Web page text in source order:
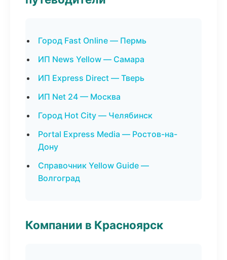
Город Fast Online — Пермь
ИП News Yellow — Самара
ИП Express Direct — Тверь
ИП Net 24 — Москва
Город Hot City — Челябинск
Portal Express Media — Ростов-на-
Дону
Справочник Yellow Guide —
Волгоград
Компании в Красноярск